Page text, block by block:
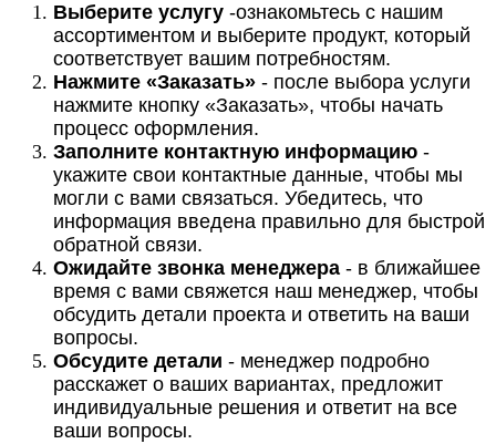
Выберите услугу -ознакомьтесь с нашим
ассортиментом и выберите продукт, который
соответствует вашим потребностям.
Нажмите «Заказать» - после выбора услуги
нажмите кнопку «Заказать», чтобы начать
процесс оформления.
Заполните контактную информацию -
укажите свои контактные данные, чтобы мы
могли с вами связаться. Убедитесь, что
информация введена правильно для быстрой
обратной связи.
Ожидайте звонка менеджера - в ближайшее
время с вами свяжется наш менеджер, чтобы
обсудить детали проекта и ответить на ваши
вопросы.
Обсудите детали - менеджер подробно
расскажет о ваших вариантах, предложит
индивидуальные решения и ответит на все
ваши вопросы.